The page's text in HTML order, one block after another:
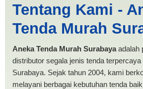
Enggagement |
ANEKA TENDA
Tentang Kami -
Tenda Murah
Aneka Tenda Murah Surabayaadalah
distributor segala jenis tenda
Surabaya. Sejak tahun 2004, kami
melayani berbagai kebutuhan tenda